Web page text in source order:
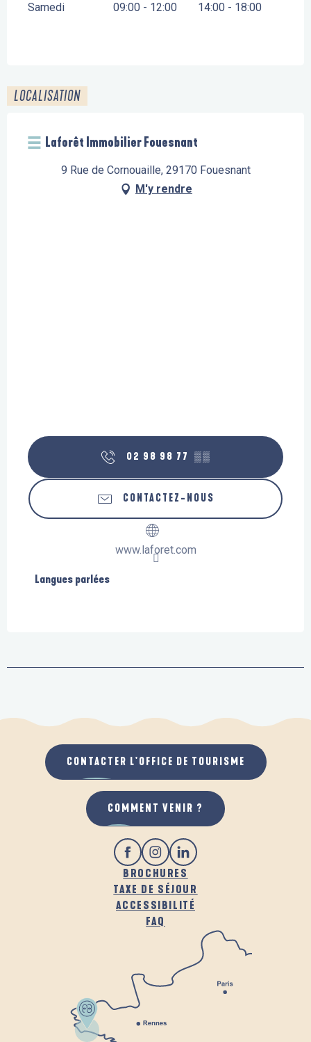
Samedi 09:00 - 12:00 14:00 - 18:00
LOCALISATION
Laforêt Immobilier Fouesnant
9 Rue de Cornouaille, 29170 Fouesnant
M'y rendre
02 98 98 77 ▒▒
CONTACTEZ-NOUS
www.laforet.com
Langues parlées
Langues parlées
BROCHURES
TAXE DE SÉJOUR
ACCESSIBILITÉ
FAQ
CONTACTER L'OFFICE DE TOURISME
COMMENT VENIR ?